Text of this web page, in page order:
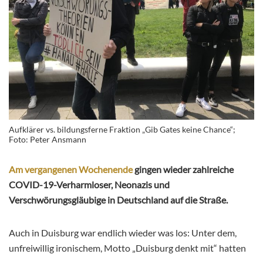
Aufklärer vs. bildungsferne Fraktion „Gib Gates keine Chance“;
Foto: Peter Ansmann
Am vergangenen Wochenendegingen wieder zahlreiche
COVID-19-Verharmloser, Neonazis und
Verschwörungsgläubige in Deutschland auf die Straße.
Auch in Duisburg war endlich wieder was los: Unter dem,
unfreiwillig ironischem, Motto „Duisburg denkt mit“ hatten